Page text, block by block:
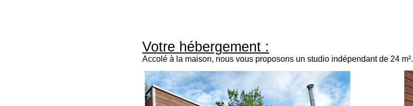
Votre hébergement :
Accolé à la maison, nous vous proposons un studio indépendant de 24 m².